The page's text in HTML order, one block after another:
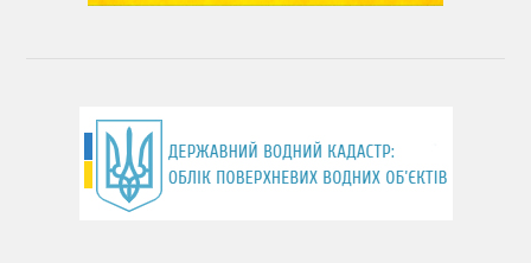
День Чорного моря
День захисту річок